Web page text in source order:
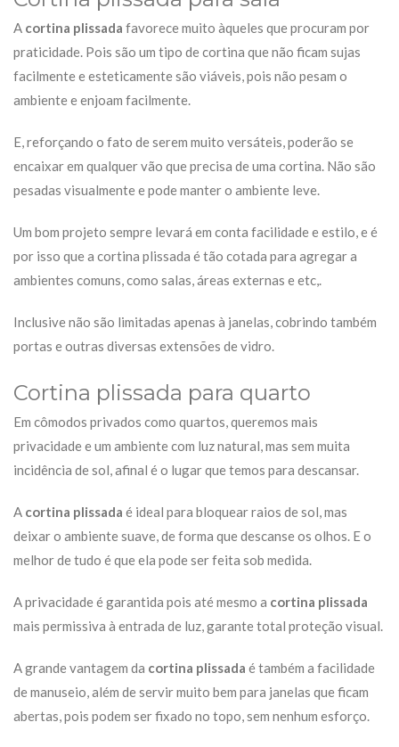
A cortina plissada favorece muito àqueles que procuram por
praticidade. Pois são um tipo de cortina que não ficam sujas
facilmente e esteticamente são viáveis, pois não pesam o
ambiente e enjoam facilmente.
E, reforçando o fato de serem muito versáteis, poderão se
encaixar em qualquer vão que precisa de uma cortina. Não são
pesadas visualmente e pode manter o ambiente leve.
Um bom projeto sempre levará em conta facilidade e estilo, e é
por isso que a cortina plissada é tão cotada para agregar a
ambientes comuns, como salas, áreas externas e etc,.
Inclusive não são limitadas apenas à janelas, cobrindo também
portas e outras diversas extensões de vidro.
Cortina plissada para quarto
Em cômodos privados como quartos, queremos mais
privacidade e um ambiente com luz natural, mas sem muita
incidência de sol, afinal é o lugar que temos para descansar.
A cortina plissada é ideal para bloquear raios de sol, mas
deixar o ambiente suave, de forma que descanse os olhos. E o
melhor de tudo é que ela pode ser feita sob medida.
A privacidade é garantida pois até mesmo a cortina plissada
mais permissiva à entrada de luz, garante total proteção visual.
A grande vantagem da cortina plissada é também a facilidade
de manuseio, além de servir muito bem para janelas que ficam
abertas, pois podem ser fixado no topo, sem nenhum esforço.